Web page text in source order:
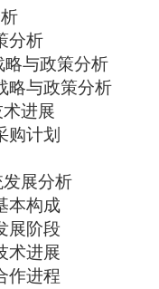
分析
略与政策分析
略与政策分析
进展
购计划
展分析
本构成
展阶段
术进展
作进程